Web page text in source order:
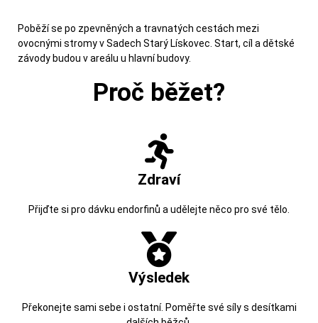
Poběží se po zpevněných a travnatých cestách mezi
ovocnými stromy v Sadech Starý Lískovec. Start, cíl a dětské
závody budou v areálu u hlavní budovy.
Proč běžet?
Zdraví
Přijďte si pro dávku endorfinů a udělejte něco pro své tělo.
Výsledek
Překonejte sami sebe i ostatní. Poměřte své síly s desítkami